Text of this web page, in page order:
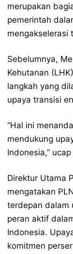
merupakan
pemerintah
mengakselerasi
Sebelumnya,
Kehutanan
langkah yang
upaya transisi
“Hal ini
mendukung
Indonesia,”
Direktur Utama
mengatakan
terdepan dalam
peran aktif
Indonesia.
komitmen